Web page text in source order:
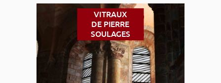
VITRAUX
DE PIERRE
SOULAGES